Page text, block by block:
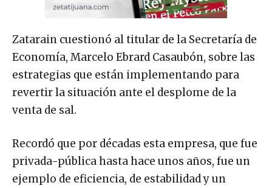
Zatarain cuestionó al titular de la Secretaría de
Economía, Marcelo Ebrard Casaubón, sobre las
estrategias que están implementando para
revertir la situación ante el desplome de la
venta de sal.
Recordó que por décadas esta empresa, que fue
privada-pública hasta hace unos años, fue un
ejemplo de eficiencia, de estabilidad y un